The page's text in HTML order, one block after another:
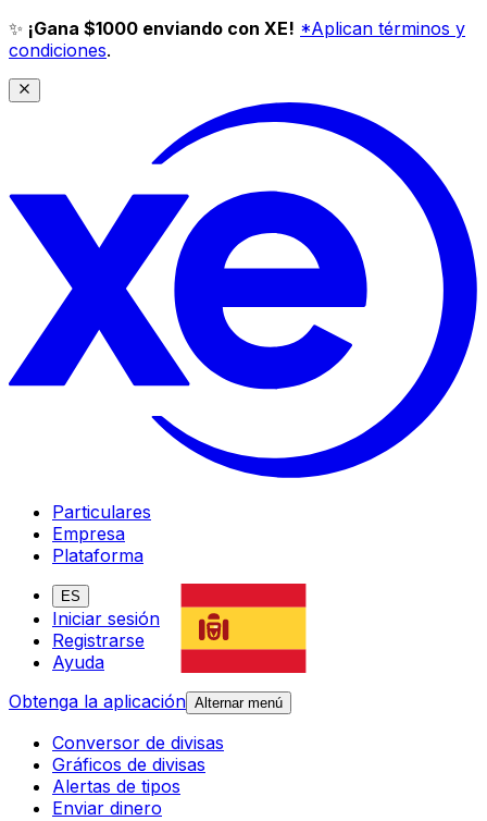
✨ ¡Gana $1000 enviando con XE! *Aplican términos y
condiciones.
Particulares
Empresa
Plataforma
ES
Iniciar sesión
Registrarse
Ayuda
Obtenga la aplicación Alternar menú
Conversor de divisas
Gráficos de divisas
Alertas de tipos
Enviar dinero